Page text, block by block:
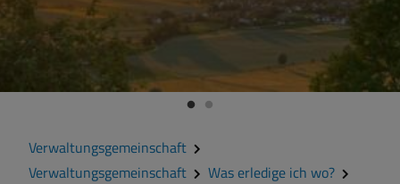
Verwaltungsgemeinschaft
Verwaltungsgemeinschaft
Was erledige ich wo?